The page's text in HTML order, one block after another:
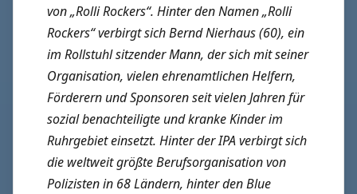
von „Rolli Rockers“. Hinter den Namen „Rolli
Rockers“ verbirgt sich Bernd Nierhaus (60), ein
im Rollstuhl sitzender Mann, der sich mit seiner
Organisation, vielen ehrenamtlichen Helfern,
Förderern und Sponsoren seit vielen Jahren für
sozial benachteiligte und kranke Kinder im
Ruhrgebiet einsetzt. Hinter der IPA verbirgt sich
die weltweit größte Berufsorganisation von
Polizisten in 68 Ländern, hinter den Blue